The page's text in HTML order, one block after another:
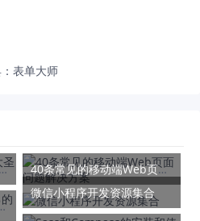
表单大师
/大圣盘等网站，绕过付费 40条常见的移动端Web页面问题解决方案
的人工智能工具
微信小程序开发资源集合